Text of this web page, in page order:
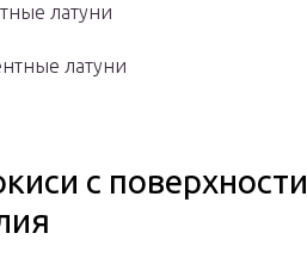
латуни
латуни
с поверхности